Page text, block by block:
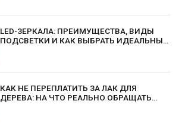
LED-ЗЕРКАЛА: ПРЕИМУЩЕСТВА, ВИДЫ
ПОДСВЕТКИ И КАК ВЫБРАТЬ ИДЕАЛЬНЫЙ
КАК НЕ ПЕРЕПЛАТИТЬ ЗА ЛАК ДЛЯ
ДЕРЕВА: НА ЧТО РЕАЛЬНО ОБРАЩАТЬ